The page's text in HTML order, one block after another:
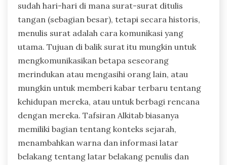
sudah hari-hari di mana surat-surat ditulis
tangan (sebagian besar), tetapi secara historis,
menulis surat adalah cara komunikasi yang
utama. Tujuan di balik surat itu mungkin untuk
mengkomunikasikan betapa seseorang
merindukan atau mengasihi orang lain, atau
mungkin untuk memberi kabar terbaru tentang
kehidupan mereka, atau untuk berbagi rencana
dengan mereka. Tafsiran Alkitab biasanya
memiliki bagian tentang konteks sejarah,
menambahkan warna dan informasi latar
belakang tentang latar belakang penulis dan